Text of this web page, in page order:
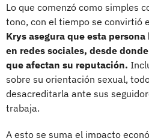
Lo que comenzó como simples
tono, con el tiempo se convirtió
Krys asegura que esta
en redes sociales, desde
que afectan su reputación.
sobre su orientación sexual,
desacreditarla ante sus
trabaja.
A esto se suma el impacto